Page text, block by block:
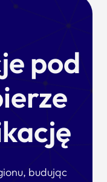
pod
budując